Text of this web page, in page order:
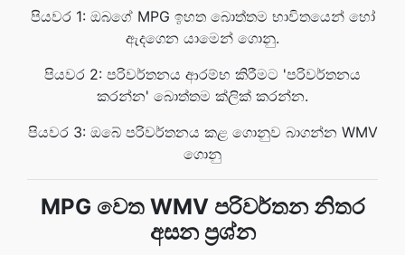
පියවර 1: ඔබගේ MPG ඉහත බොත්තම භාවිතයෙන් හෝ
ඇදගෙන යාමෙන් ගොනු.
පියවර 2: පරිවර්තනය ආරම්භ කිරීමට 'පරිවර්තනය
කරන්න' බොත්තම ක්ලික් කරන්න.
පියවර 3: ඔබේ පරිවර්තනය කළ ගොනුව බාගන්න WMV
ගොනු
MPG වෙත WMV පරිවර්තන නිතර
අසන ප්‍රශ්න